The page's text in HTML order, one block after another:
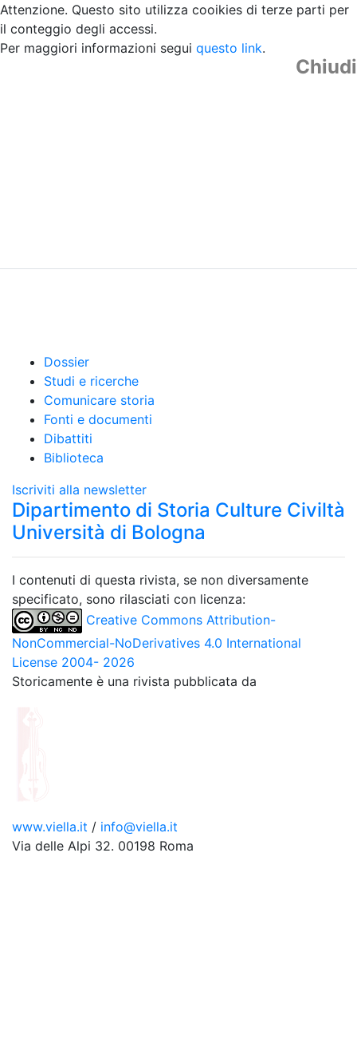
Attenzione. Questo sito utilizza cooikies di terze parti per
il conteggio degli accessi.
Per maggiori informazioni segui questo link.
Chiudi
Dossier
Studi e ricerche
Comunicare storia
Fonti e documenti
Dibattiti
Biblioteca
Iscriviti alla newsletter
Dipartimento di Storia Culture Civiltà
Università di Bologna
I contenuti di questa rivista, se non diversamente
specificato, sono rilasciati con licenza:
Creative Commons Attribution-
NonCommercial-NoDerivatives 4.0 International
License 2004- 2026
Storicamente è una rivista pubblicata da
www.viella.it / info@viella.it
Via delle Alpi 32. 00198 Roma